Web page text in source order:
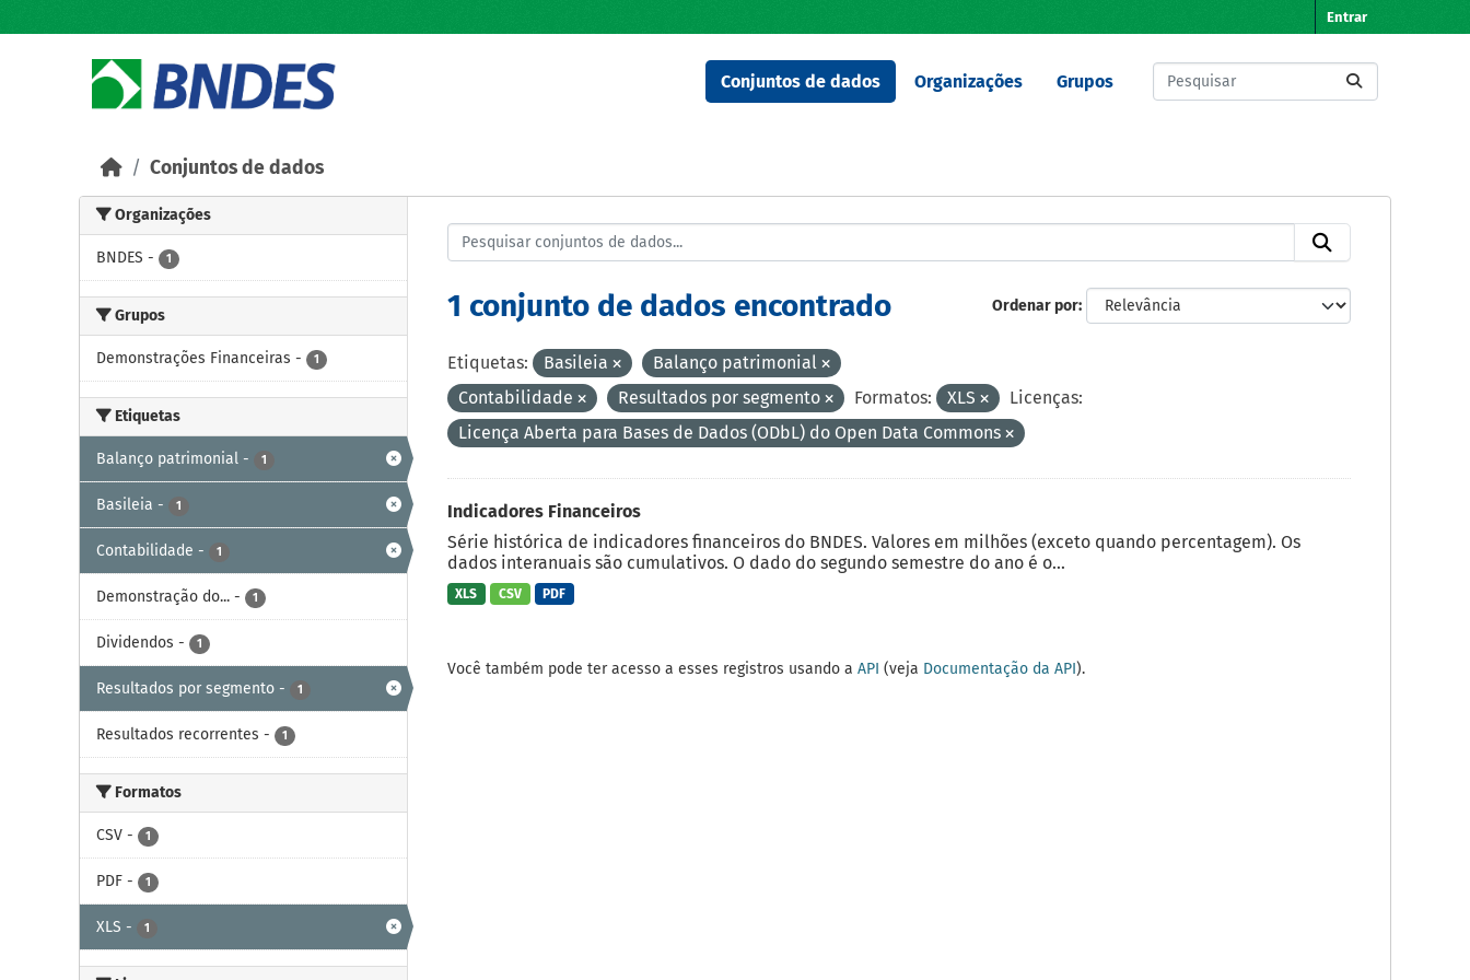
Entrar
Conjuntos de dados Organizações Grupos
Conjuntos de dados
Organizações
BNDES - 1
Grupos
Demonstrações Financeiras - 1
Etiquetas
Balanço patrimonial - 1
Basileia - 1
Contabilidade - 1
Demonstração do... - 1
Dividendos - 1
Resultados por segmento - 1
Resultados recorrentes - 1
Formatos
CSV - 1
PDF - 1
XLS - 1
Ordenar por
1 conjunto de dados encontrado
Etiquetas: Basileia
Balanço patrimonial
Contabilidade
Resultados por segmento Formatos: XLS
Licenças:
Licença Aberta para Bases de Dados (ODbL) do Open Data Commons
Indicadores Financeiros
Série histórica de indicadores financeiros do BNDES. Valores em milhões (exceto quando percentagem). Os
dados interanuais são cumulativos. O dado do segundo semestre do ano é o...
XLS CSV PDF
Você também pode ter acesso a esses registros usando a API (veja Documentação da API).